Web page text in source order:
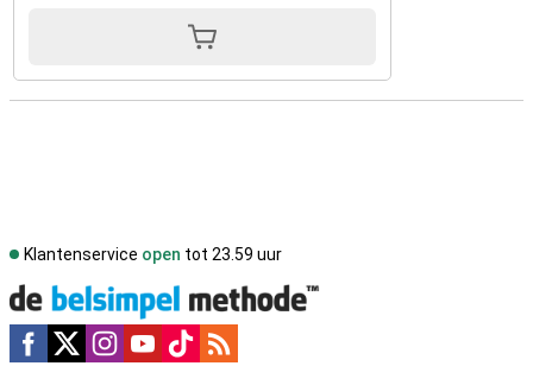
Klantenservice open tot 23.59 uur
Social media